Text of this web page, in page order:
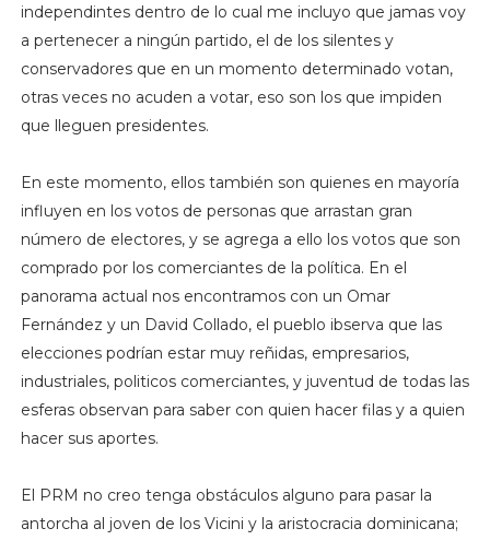
independintes dentro de lo cual me incluyo que jamas voy
a pertenecer a ningún partido, el de los silentes y
conservadores que en un momento determinado votan,
otras veces no acuden a votar, eso son los que impiden
que lleguen presidentes.
En este momento, ellos también son quienes en mayoría
influyen en los votos de personas que arrastan gran
número de electores, y se agrega a ello los votos que son
comprado por los comerciantes de la política. En el
panorama actual nos encontramos con un Omar
Fernández y un David Collado, el pueblo ibserva que las
elecciones podrían estar muy reñidas, empresarios,
industriales, politicos comerciantes, y juventud de todas las
esferas observan para saber con quien hacer filas y a quien
hacer sus aportes.
El PRM no creo tenga obstáculos alguno para pasar la
antorcha al joven de los Vicini y la aristocracia dominicana;